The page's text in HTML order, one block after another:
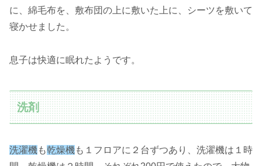
に、綿毛布を、敷布団の上に敷いた上に、シーツを敷いて
寝かせました。
息子は快適に眠れたようです。
洗剤
洗濯機も乾燥機も１フロアに２台ずつあり、洗濯機は１時